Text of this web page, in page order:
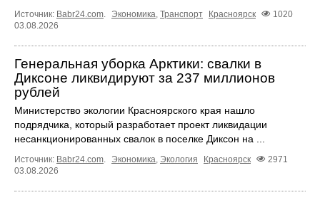
Источник: Babr24.com. Экономика, Транспорт Красноярск
1020
03.08.2026
Генеральная уборка Арктики: свалки в
Диксоне ликвидируют за 237 миллионов
рублей
Министерство экологии Красноярского края нашло
подрядчика, который разработает проект ликвидации
несанкционированных свалок в поселке Диксон на ...
Источник: Babr24.com. Экономика, Экология Красноярск
2971
03.08.2026